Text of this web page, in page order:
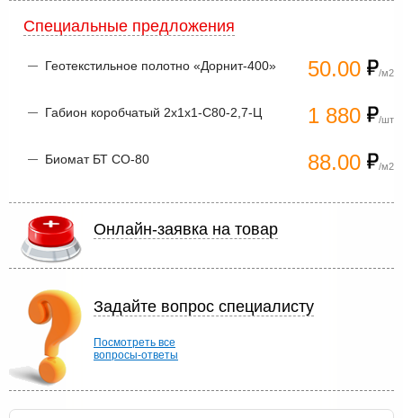
Специальные предложения
50.00 /м2
Геотекстильное полотно «Дорнит-400»
1 880 /шт
Габион коробчатый 2х1х1-С80-2,7-Ц
88.00 /м2
Биомат БТ СО-80
Онлайн-заявка на товар
Задайте вопрос специалисту
Посмотреть все
вопросы-ответы